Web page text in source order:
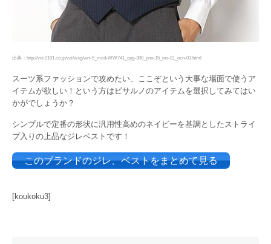
出典：http://voi.0101.co.jp/voi/wsg/wrt-5_mcd-WW741_cpg-300_pno-15_ino-01_ocn-01.html
スーツ系ファッションで攻めたい、ここぞという大事な場面で使うア
イテムが欲しい！という方はビサルノのアイテムを選択してみてはい
かがでしょうか？
シンプルで定番の形状に汎用性高めのネイビーを基調としたストライ
プ入りの上品なジレベストです！
このブランドのジレ、ベストをまとめて見る
[koukoku3]